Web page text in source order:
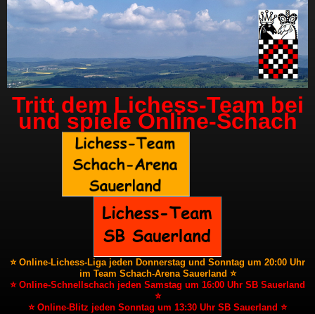
Tritt dem Lichess-Team bei
und spiele Online-Schach
⭐ Online-Lichess-Liga jeden Donnerstag und Sonntag um 20:00 Uhr
im Team Schach-Arena Sauerland ⭐
⭐ Online-Schnellschach jeden Samstag um 16:00 Uhr SB Sauerland
⭐
⭐ Online-Blitz jeden Sonntag um 13:30 Uhr SB Sauerland ⭐